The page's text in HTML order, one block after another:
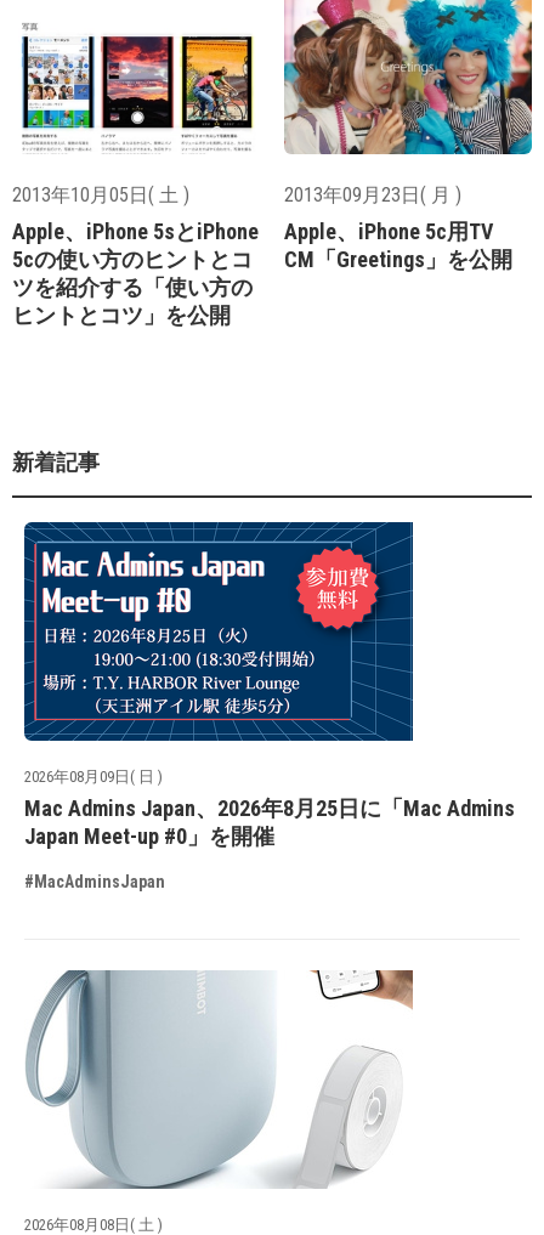
2013年10月05日( 土 )
Apple、iPhone 5sとiPhone
5cの使い方のヒントとコ
ツを紹介する「使い方の
ヒントとコツ」を公開
2013年09月23日( 月 )
Apple、iPhone 5c用TV
CM「Greetings」を公開
新着記事
2026年08月09日( 日 )
Mac Admins Japan、2026年8月25日に「Mac Admins
Japan Meet-up #0」を開催
#MacAdminsJapan
2026年08月08日( 土 )